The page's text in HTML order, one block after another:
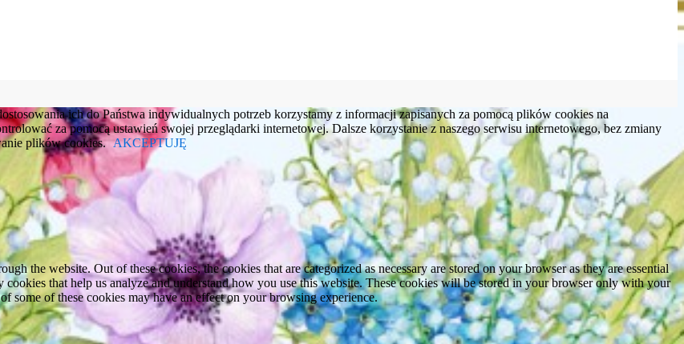
ich do Państwa indywidualnych potrzeb korzystamy z informacji zapisanych za pomocą plików cookies na
za pomocą ustawień swojej przeglądarki internetowej. Dalsze korzystanie z naszego serwisu internetowego, bez zmiany
plików cookies. AKCEPTUJĘ
the website. Out of these cookies, the cookies that are categorized as necessary are stored on your browser as they are essential
that help us analyze and understand how you use this website. These cookies will be stored in your browser only with your
some of these cookies may have an effect on your browsing experience.